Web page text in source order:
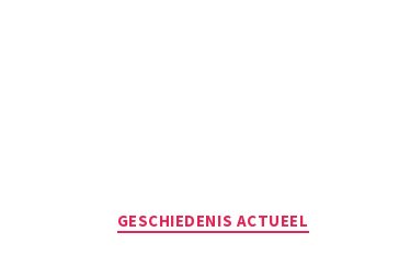
Categorieën
GESCHIEDENIS ACTUEEL